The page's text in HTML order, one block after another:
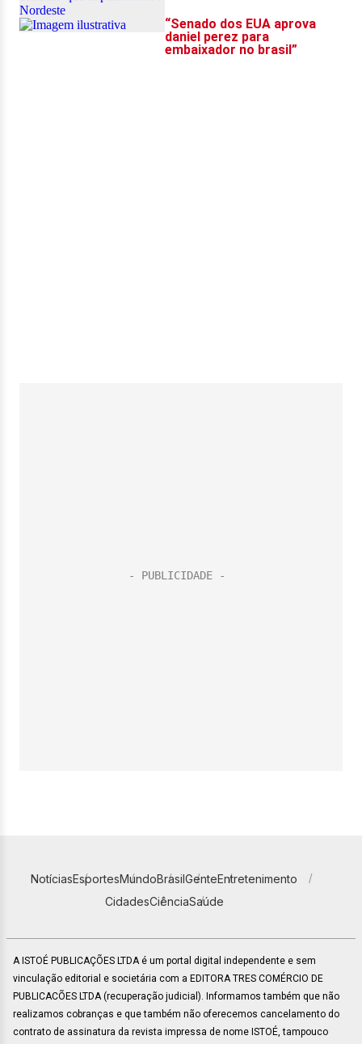
NotíciasEsportesMundoBrasilGenteEntretenimento
CidadesCiênciaSaúde
A ISTOÉ PUBLICAÇÕES LTDA é um portal digital independente e sem
vinculação editorial e societária com a EDITORA TRES COMÉRCIO DE
PUBLICACÕES LTDA (recuperação judicial). Informamos também que não
realizamos cobranças e que também não oferecemos cancelamento do
contrato de assinatura da revista impressa de nome ISTOÉ, tampouco